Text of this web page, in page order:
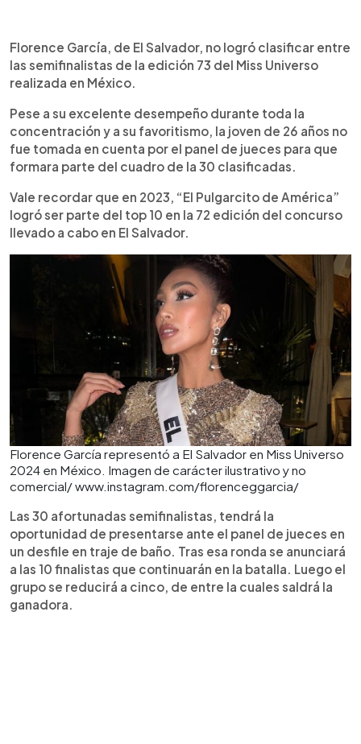
Escuchar artículo
Florence García, de El Salvador, no logró clasificar entre
las semifinalistas de la edición 73 del Miss Universo
realizada en México.
Pese a su excelente desempeño durante toda la
concentración y a su favoritismo, la joven de 26 años no
fue tomada en cuenta por el panel de jueces para que
formara parte del cuadro de la 30 clasificadas.
Vale recordar que en 2023, “El Pulgarcito de América”
logró ser parte del top 10 en la 72 edición del concurso
llevado a cabo en El Salvador.
Florence García representó a El Salvador en Miss Universo
2024 en México. Imagen de carácter ilustrativo y no
comercial/ www.instagram.com/florenceggarcia/
Las 30 afortunadas semifinalistas, tendrá la
oportunidad de presentarse ante el panel de jueces en
un desfile en traje de baño. Tras esa ronda se anunciará
a las 10 finalistas que continuarán en la batalla. Luego el
grupo se reducirá a cinco, de entre la cuales saldrá la
ganadora.